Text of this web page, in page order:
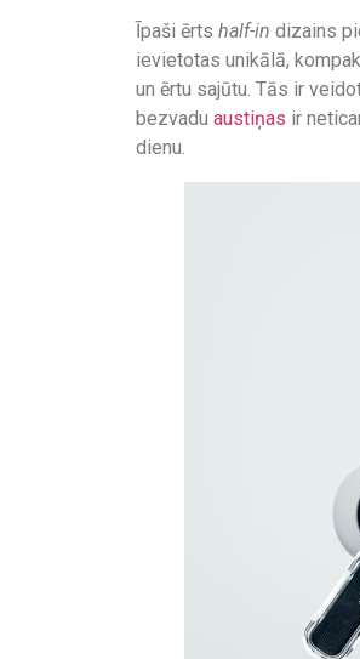
Īpaši ērts half-in dizains
ievietotas unikālā,
un ērtu sajūtu. Tās ir
bezvadu austiņas ir
dienu.